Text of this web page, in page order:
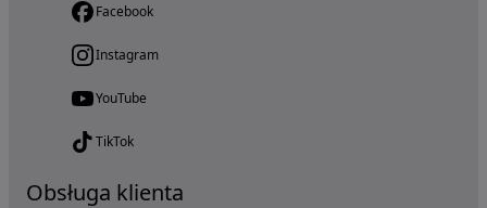
Facebook
Instagram
YouTube
TikTok
Obsługa klienta